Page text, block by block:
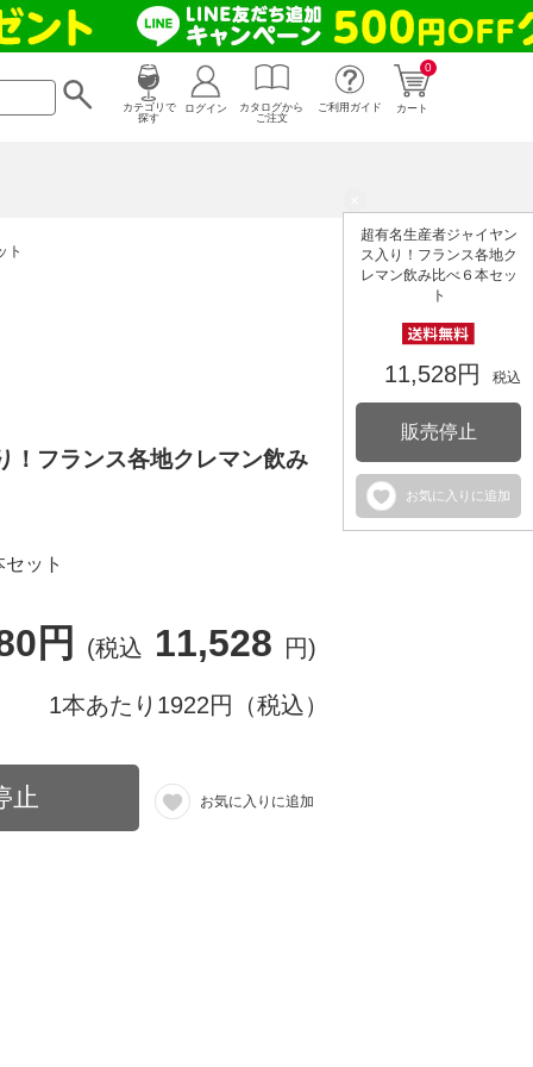
カテゴリで
探す
0
カート
ログイン
カタログから
ご注文
ご利用ガイド
ト
超有名生産者ジャイヤン
ス入り！フランス各地ク
レマン飲み比べ６本セッ
ト
11,528円 税込
販売停止
お気に入りに追加
！フランス各地クレマン飲み
ット
円 (税込 11,528 円)
1本あたり1922円（税込）
止 お気に入りに追加